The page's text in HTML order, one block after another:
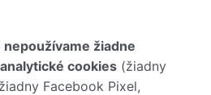
žiadne
cookies (žiadny
Facebook Pixel,